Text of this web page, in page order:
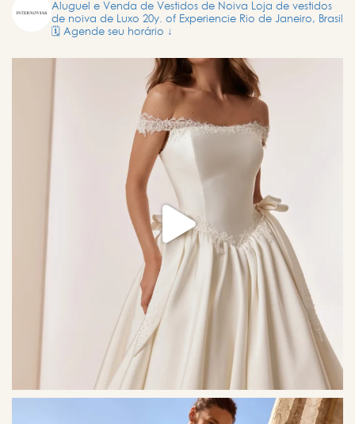
Aluguel e Venda de Vestidos de Noiva Loja de vestidos
de noiva de Luxo 20y. of Experiencie Rio de Janeiro, Brasil
🗓️ Agende seu horário ↓